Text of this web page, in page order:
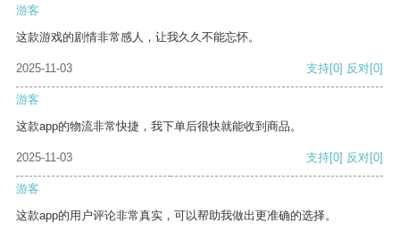
游客
这款游戏的剧情非常感人，让我久久不能忘怀。
2025-11-03 支持[0] 反对[0]
游客
这款app的物流非常快捷，我下单后很快就能收到商品。
2025-11-03 支持[0] 反对[0]
游客
这款app的用户评论非常真实，可以帮助我做出更准确的选择。